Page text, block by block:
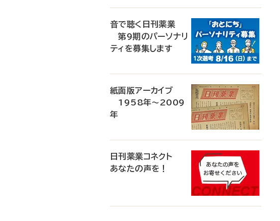
音で聴く日刊薬業
第9期のパーソナリ
ティを募集します
紙面版アーカイブ
1958年～2009
年
日刊薬業コネクト
あなたの声を！